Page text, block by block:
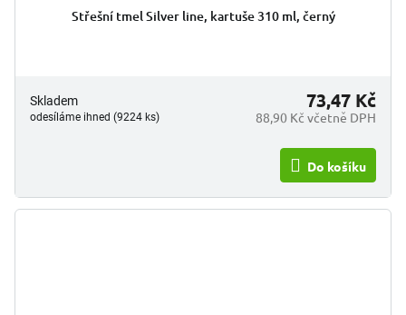
hodnocení
5
hvězdiček.
Střešní tmel Silver line, kartuše 310 ml, černý
Skladem
odesíláme ihned (9224 ks) 88,90 Kč včetně DPH
73,47 Kč
Do košíku